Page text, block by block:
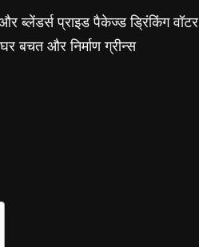
ब्लेंडर्स प्राइड पैकेज्ड ड्रिंकिंग वॉटर
बचत और निर्माण ग्रीन्स